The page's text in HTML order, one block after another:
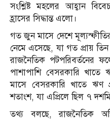
সংশ্লিষ্ট মহলের আহ্বান
হ্রাসের সিদ্ধান্ত এলো।
গত জুন মাসে দেশে
নেমে এসেছে, যা গত প্রায়
রাজনৈতিক পটপরিবর্তনের
পাশাপাশি বেসরকারি খাতে
মাসে বেসরকারি খাতে ঋণ
শতাংশ, যা এপ্রিলে ছিল ৭
তথ্য বলছে, রাজনৈতিক